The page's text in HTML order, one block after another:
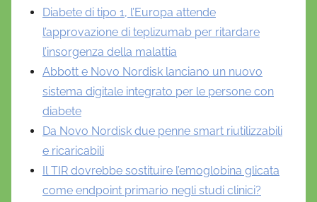
Diabete di tipo 1, l’Europa attende
l’approvazione di teplizumab per ritardare
l’insorgenza della malattia
Abbott e Novo Nordisk lanciano un nuovo
sistema digitale integrato per le persone con
diabete
Da Novo Nordisk due penne smart riutilizzabili
e ricaricabili
Il TIR dovrebbe sostituire l’emoglobina glicata
come endpoint primario negli studi clinici?